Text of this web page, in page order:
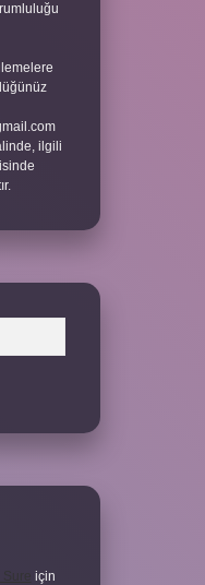
ilgili
Sure için